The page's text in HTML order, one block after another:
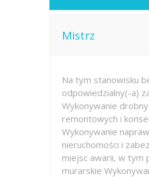
Mistrz
Na tym stanowisku
odpowiedzialny(-a)
Wykonywanie
remontowych i
Wykonywanie napraw
nieruchomości i
miejsc awarii, w tym
murarskie